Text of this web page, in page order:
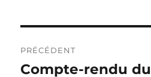
de
PRÉCÉDENT
Publication
Compte-rendu du